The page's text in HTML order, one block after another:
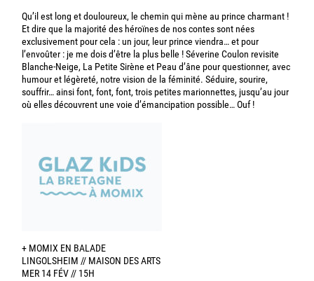
Qu’il est long et douloureux, le chemin qui mène au prince charmant !
Et dire que la majorité des héroïnes de nos contes sont nées
exclusivement pour cela : un jour, leur prince viendra… et pour
l’envoûter : je me dois d’être la plus belle ! Séverine Coulon revisite
Blanche-Neige, La Petite Sirène et Peau d’âne pour questionner, avec
humour et légèreté, notre vision de la féminité. Séduire, sourire,
souffrir… ainsi font, font, font, trois petites marionnettes, jusqu’au jour
où elles découvrent une voie d’émancipation possible… Ouf !
+ MOMIX EN BALADE
LINGOLSHEIM // MAISON DES ARTS
MER 14 FÉV // 15H